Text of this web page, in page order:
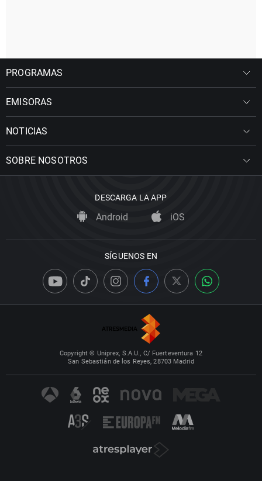
PROGRAMAS
EMISORAS
NOTICIAS
SOBRE NOSOTROS
DESCARGA LA APP
Android iOS
SÍGUENOS EN
Copyright © Uniprex, S.A.U., C/ Fuerteventura 12
San Sebastián de los Reyes, 28703 Madrid